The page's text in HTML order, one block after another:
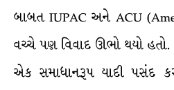
બાબત IUPAC અને ACU
વચ્ચે પણ વિવાદ ઊભો થયો
એક સમાધાનરૂપ યાદી પસંદ